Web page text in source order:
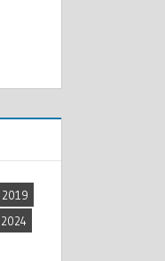
2019
2024